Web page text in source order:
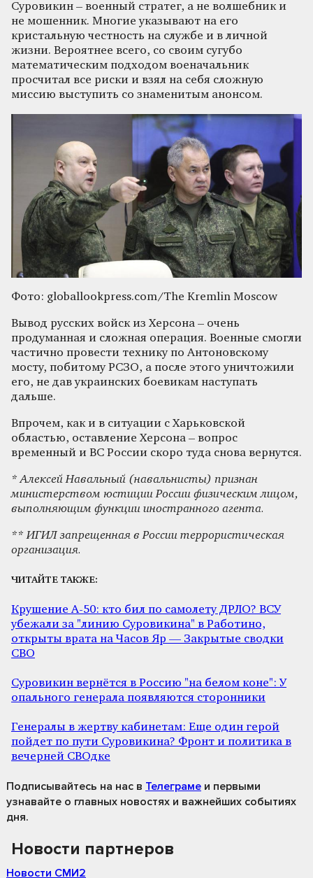
Суровикин – военный стратег, а не волшебник и
не мошенник. Многие указывают на его
кристальную честность на службе и в личной
жизни. Вероятнее всего, со своим сугубо
математическим подходом военачальник
просчитал все риски и взял на себя сложную
миссию выступить со знаменитым анонсом.
Фото: globallookpress.com/The Kremlin Moscow
Вывод русских войск из Херсона – очень
продуманная и сложная операция. Военные смогли
частично провести технику по Антоновскому
мосту, побитому РСЗО, а после этого уничтожили
его, не дав украинских боевикам наступать
дальше.
Впрочем, как и в ситуации с Харьковской
областью, оставление Херсона – вопрос
временный и ВС России скоро туда снова вернутся.
* Алексей Навальный (навальнисты) признан
министерством юстиции России физическим лицом,
выполняющим функции иностранного агента.
** ИГИЛ запрещенная в России террористическая
организация.
ЧИТАЙТЕ ТАКЖЕ:
Крушение А-50: кто бил по самолету ДРЛО? ВСУ
убежали за "линию Суровикина" в Работино,
открыты врата на Часов Яр — Закрытые сводки
СВО
Суровикин вернётся в Россию "на белом коне": У
опального генерала появляются сторонники
Генералы в жертву кабинетам: Еще один герой
пойдет по пути Суровикина? Фронт и политика в
вечерней СВОдке
Подписывайтесь на нас в Телеграме и первыми
узнавайте о главных новостях и важнейших событиях
дня.
Новости партнеров
Новости СМИ2